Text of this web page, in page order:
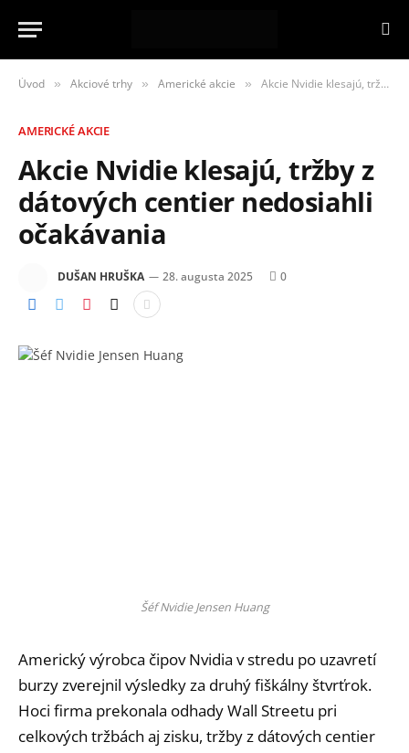
Úvod » Akciové trhy » Americké akcie » Akcie Nvidie klesajú, tržby z dátových centier nedosiahli očakávania
AMERICKÉ AKCIE
Akcie Nvidie klesajú, tržby z
dátových centier nedosiahli
očakávania
DUŠAN HRUŠKA 28. augusta 2025 0
Šéf Nvidie Jensen Huang
Americký výrobca čipov Nvidia v stredu po uzavretí
burzy zverejnil výsledky za druhý fiškálny štvrťrok.
Hoci firma prekonala odhady Wall Streetu pri
celkových tržbách aj zisku, tržby z dátových centier